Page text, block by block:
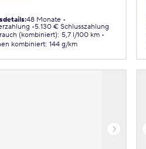
:48 Monate
5.130 € Schlusszahlung
(kombiniert): 5,7 l/100 km
kombiniert: 144 g/km